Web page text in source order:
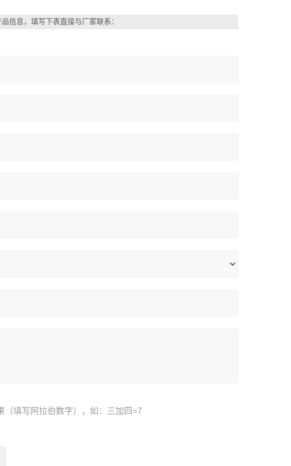
信息，填写下表直接与厂家联系：
（填写阿拉伯数字），如：三加四=7